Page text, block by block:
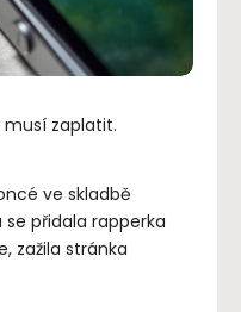
musí zaplatit.
ve skladbě
přidala rapperka
zažila stránka